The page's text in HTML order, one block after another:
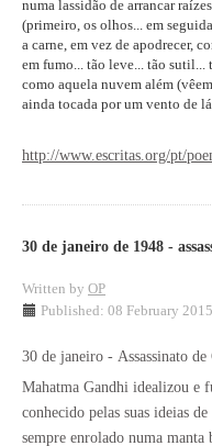
numa lassidão de arrancar
(primeiro, os olhos... em
a carne, em vez de apodrecer,
em fumo... tão leve... tão sutil...
como aquela nuvem além
ainda tocada por um vento de
http://www.escritas.org/pt/
30 de janeiro de 1948 -
Written by OP
Published: 08 February 2015
30 de janeiro - Assassinato
Mahatma Gandhi idealizou e
conhecido pelas suas ideias
sempre enrolado numa